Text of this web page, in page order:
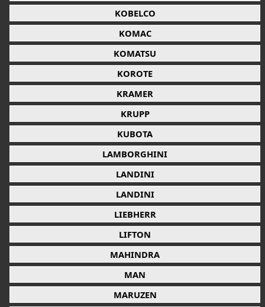
KOBELCO
KOMAC
KOMATSU
KOROTE
KRAMER
KRUPP
KUBOTA
LAMBORGHINI
LANDINI
LANDINI
LIEBHERR
LIFTON
MAHINDRA
MAN
MARUZEN